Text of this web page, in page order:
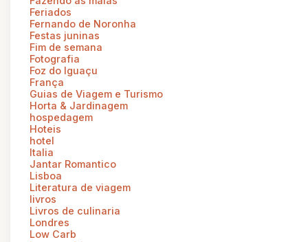
Feriados
Fernando de Noronha
Festas juninas
Fim de semana
Fotografia
Foz do Iguaçu
França
Guias de Viagem e Turismo
Horta & Jardinagem
hospedagem
Hoteis
hotel
Italia
Jantar Romantico
Lisboa
Literatura de viagem
livros
Livros de culinaria
Londres
Low Carb